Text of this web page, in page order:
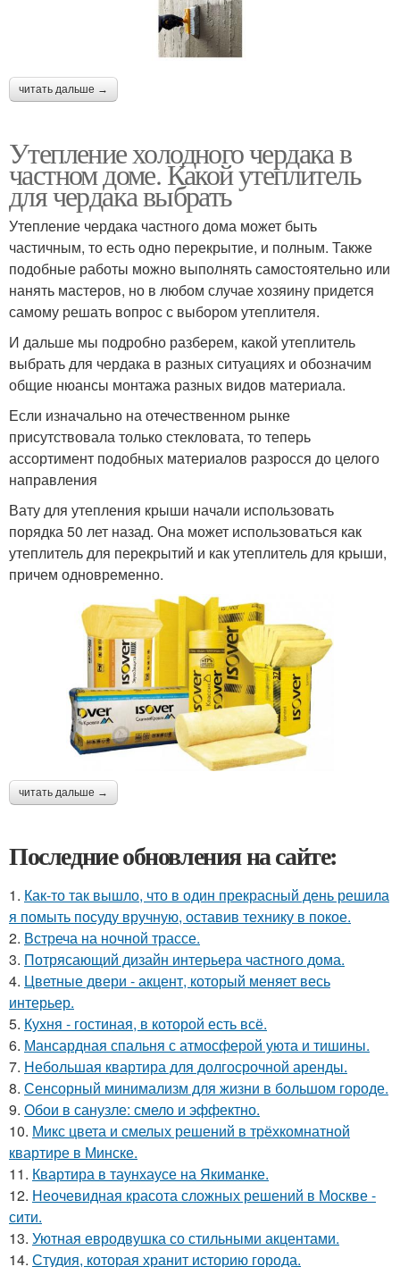
читать дальше →
Утепление холодного чердака в
частном доме. Какой утеплитель
для чердака выбрать
Утепление чердака частного дома может быть
частичным, то есть одно перекрытие, и полным. Также
подобные работы можно выполнять самостоятельно или
нанять мастеров, но в любом случае хозяину придется
самому решать вопрос с выбором утеплителя.
И дальше мы подробно разберем, какой утеплитель
выбрать для чердака в разных ситуациях и обозначим
общие нюансы монтажа разных видов материала.
Если изначально на отечественном рынке
присутствовала только стекловата, то теперь
ассортимент подобных материалов разросся до целого
направления
Вату для утепления крыши начали использовать
порядка 50 лет назад. Она может использоваться как
утеплитель для перекрытий и как утеплитель для крыши,
причем одновременно.
читать дальше →
Последние обновления на сайте:
1. Как-то так вышло, что в один прекрасный день решила
я помыть посуду вручную, оставив технику в покое.
2. Встреча на ночной трассе.
3. Потрясающий дизайн интерьера частного дома.
4. Цветные двери - акцент, который меняет весь
интерьер.
5. Кухня - гостиная, в которой есть всё.
6. Мансардная спальня с атмосферой уюта и тишины.
7. Небольшая квартира для долгосрочной аренды.
8. Сенсорный минимализм для жизни в большом городе.
9. Обои в санузле: смело и эффектно.
10. Микс цвета и смелых решений в трёхкомнатной
квартире в Минске.
11. Квартира в таунхаусе на Якиманке.
12. Неочевидная красота сложных решений в Москве -
сити.
13. Уютная евродвушка со стильными акцентами.
14. Студия, которая хранит историю города.